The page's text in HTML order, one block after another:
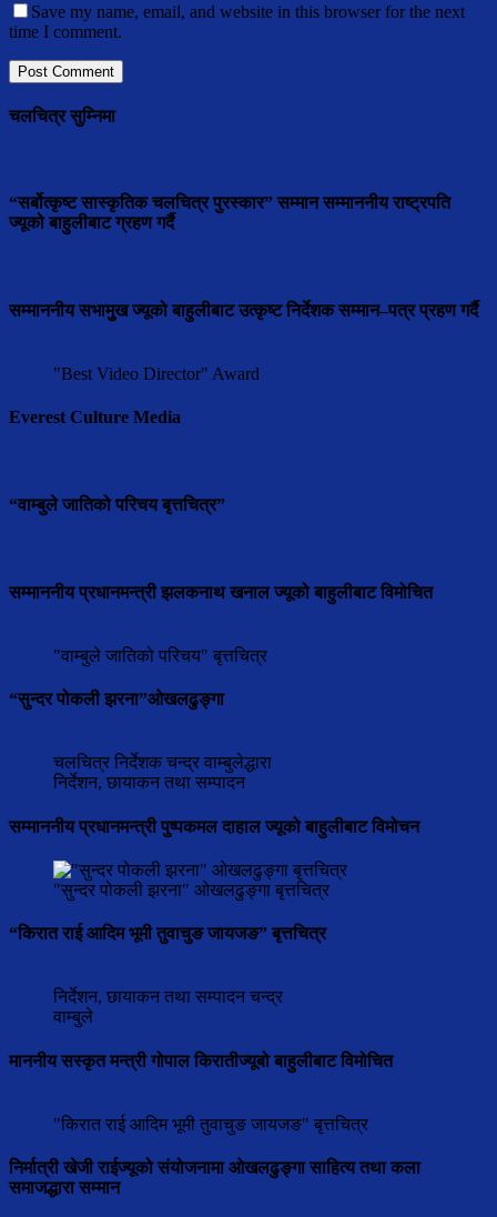
Save my name, email, and website in this browser for the next
time I comment.
चलचित्र सुम्निमा
“सर्बोत्कृष्ट सास्कृतिक चलचित्र पुरस्कार” सम्मान सम्माननीय राष्ट्रपति
ज्यूको बाहुलीबाट ग्रहण गर्दै
सम्माननीय सभामुुख ज्यूको बाहुलीबाट उत्कृष्ट निर्देशक सम्मान–पत्र प्रहण गर्दै
"Best Video Director" Award
Everest Culture Media
“वाम्बुले जातिको परिचय बृत्तचित्र”
सम्माननीय प्रधानमन्त्री झलकनाथ खनाल ज्यूको बाहुलीबाट विमोचित
"वाम्बुले जातिको परिचय" बृत्तचित्र
“सुन्दर पोकली झरना”ओखलढुङ्गा
चलचित्र निर्देशक चन्द्र वाम्बुलेद्धारा
निर्देशन, छायाकन तथा सम्पादन
सम्माननीय प्रधानमन्त्री पुष्पकमल दाहाल ज्यूको बाहुलीबाट विमोचन
"सुन्दर पोकली झरना" ओखलढुङ्गा बृत्तचित्र
“किरात राई आदिम भूमी तुवाचुङ जायजङ” बृत्तचित्र
निर्देशन, छायाकन तथा सम्पादन चन्द्र
वाम्बुले
माननीय सस्कृत मन्त्री गोपाल किरातीज्यूबो बाहुलीबाट विमोचित
"किरात राई आदिम भूमी तुवाचुङ जायजङ" बृत्तचित्र
निर्मात्री खेजी राईज्यूको संयोजनामा ओखलढुङ्गा साहित्य तथा कला
समाजद्धारा सम्मान